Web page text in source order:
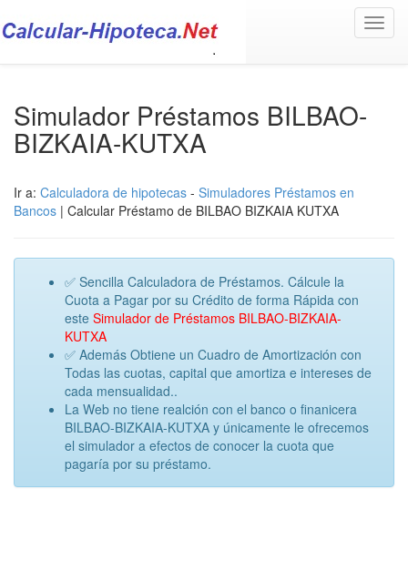
Simulador Préstamos BILBAO-
BIZKAIA-KUTXA
Ir a: Calculadora de hipotecas - Simuladores Préstamos en
Bancos | Calcular Préstamo de BILBAO BIZKAIA KUTXA
✅ Sencilla Calculadora de Préstamos. Cálcule la
Cuota a Pagar por su Crédito de forma Rápida con
este Simulador de Préstamos BILBAO-BIZKAIA-
KUTXA
✅ Además Obtiene un Cuadro de Amortización con
Todas las cuotas, capital que amortiza e intereses de
cada mensualidad..
La Web no tiene realción con el banco o finanicera
BILBAO-BIZKAIA-KUTXA y únicamente le ofrecemos
el simulador a efectos de conocer la cuota que
pagaría por su préstamo.